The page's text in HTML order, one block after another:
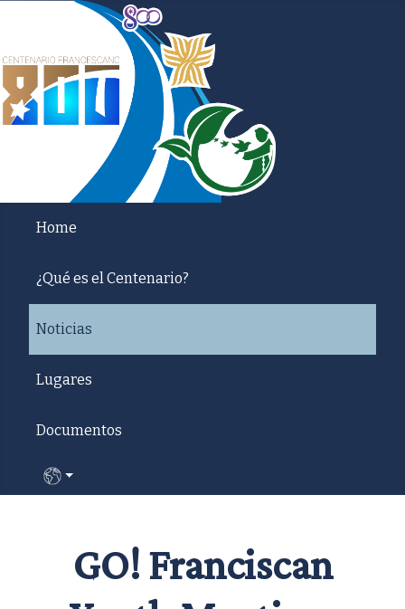
Home
¿Qué es el Centenario?
Noticias
Lugares
Documentos
Seleccione su idioma
GO! Franciscan